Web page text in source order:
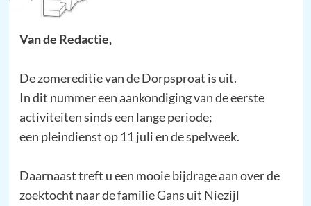
Van de Redactie,
De zomereditie van de Dorpsproat is uit.
In dit nummer een aankondiging van de eerste
activiteiten sinds een lange periode;
een pleindienst op 11 juli en de spelweek.
Daarnaast treft u een mooie bijdrage aan over de
zoektocht naar de familie Gans uit Niezijl